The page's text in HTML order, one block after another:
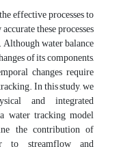
effective processes to
these processes
water balance
of its components,
changes require
In this study, we
and integrated
water tracking model
the contribution of